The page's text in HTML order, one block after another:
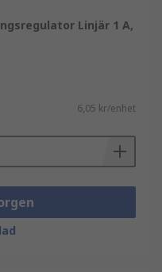
(PSU),
Linjär 1 A,
6,05 kr/enhet